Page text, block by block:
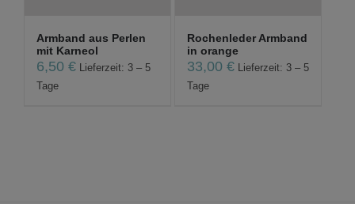
Armband aus Perlen
mit Karneol
6,50 €
Lieferzeit: 3 – 5
Tage
Rochenleder Armband
in orange
33,00€
Lieferzeit: 3 – 5
Tage